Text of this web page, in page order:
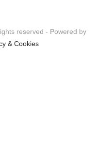
reserved - Powered by
& Cookies